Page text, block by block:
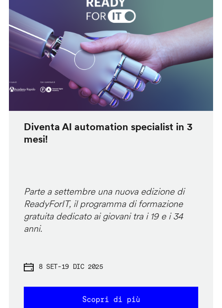
Diventa AI automation specialist in 3
mesi!
Parte a settembre una nuova edizione di
ReadyForIT, il programma di formazione
gratuita dedicato ai giovani tra i 19 e i 34
anni.
8 SET-19 DIC 2025
Scopri di più